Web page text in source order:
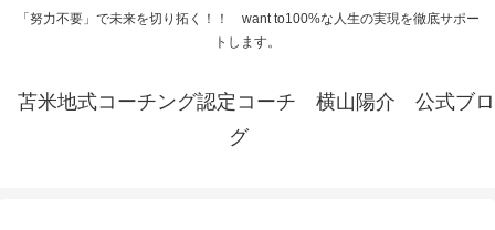
「努力不要」で未来を切り拓く！！ want to100%な人生の実現を徹底サポー
トします。
苫米地式コーチング認定コーチ 横山陽介 公式ブロ
グ